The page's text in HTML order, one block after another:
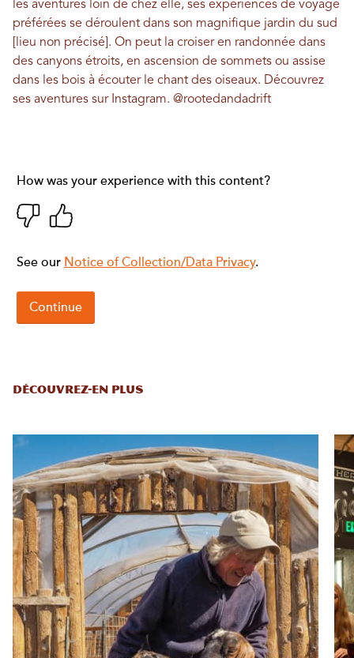
les aventures loin de chez elle, ses expériences de voyage
préférées se déroulent dans son magnifique jardin du sud
[lieu non précisé]. On peut la croiser en randonnée dans
des canyons étroits, en ascension de sommets ou assise
dans les bois à écouter le chant des oiseaux. Découvrez
ses aventures sur Instagram. @rootedandadrift
DÉCOUVREZ-EN PLUS